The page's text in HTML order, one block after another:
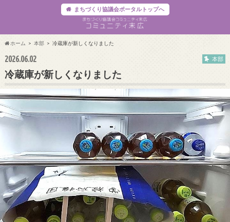
まちづくり協議会ポータルトップへ
ホーム 本部 冷蔵庫が新しくなりました
2026.06.02 本部
冷蔵庫が新しくなりました